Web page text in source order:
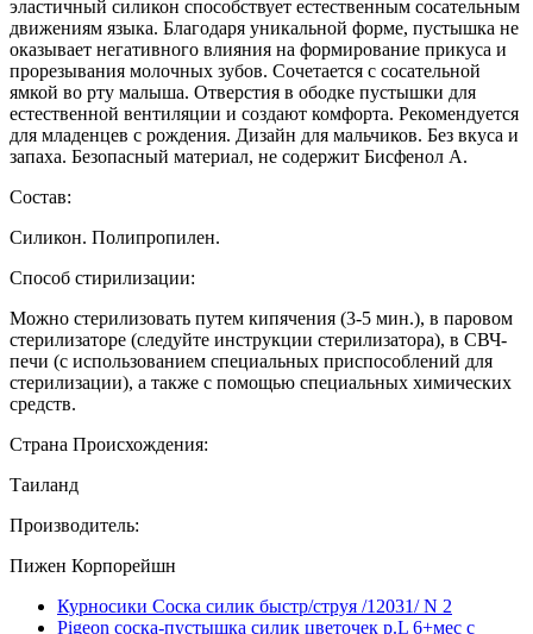
эластичный силикон способствует естественным сосательным
движениям языка. Благодаря уникальной форме, пустышка не
оказывает негативного влияния на формирование прикуса и
прорезывания молочных зубов. Сочетается с сосательной
ямкой во рту малыша. Отверстия в ободке пустышки для
естественной вентиляции и создают комфорта. Рекомендуется
для младенцев с рождения. Дизайн для мальчиков. Без вкуса и
запаха. Безопасный материал, не содержит Бисфенол А.
Состав:
Силикон. Полипропилен.
Способ стирилизации:
Можно стерилизовать путем кипячения (3-5 мин.), в паровом
стерилизаторе (следуйте инструкции стерилизатора), в СВЧ-
печи (с использованием специальных приспособлений для
стерилизации), а также с помощью специальных химических
средств.
Страна Происхождения:
Таиланд
Производитель:
Пижен Корпорейшн
Курносики Соска силик быстр/струя /12031/ N 2
Pigeon соска-пустышка силик цветочек р.L 6+мес с